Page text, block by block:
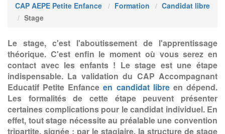
CAP AEPE Petite Enfance Formation
Candidat libre
Stage
Le stage, c'est l'aboutissement de l'apprentissage
théorique. C'est enfin le moment où vous serez en
contact avec les enfants ! Le stage est une étape
indispensable. La validation du CAP Accompagnant
Educatif Petite Enfanceen candidat libreen dépend.
Les formalités de cette étape peuvent présenter
certaines complications pour le candidat individuel. En
effet, tout stage nécessite au préalable une convention
tripartite, signée : par le stagiaire, la structure de stage